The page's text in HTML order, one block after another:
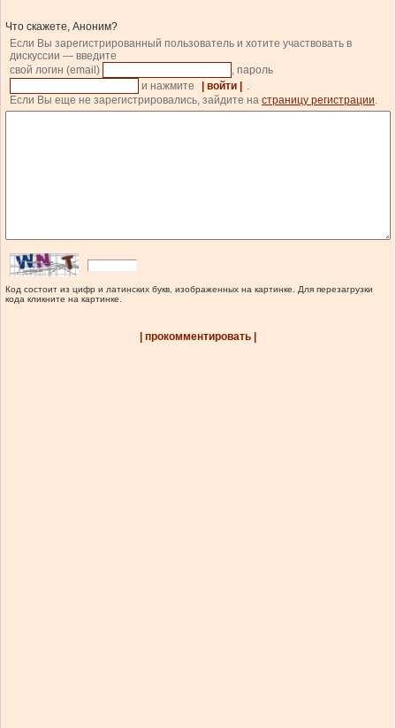
Что скажете, Аноним?
Если Вы зарегистрированный пользователь и хотите участвовать в
дискуссии — введите
свой логин (email)
, пароль
и нажмите
| войти |
.
Если Вы еще не зарегистрировались, зайдите на страницу регистрации.
Код состоит из цифр и латинских букв, изображенных на картинке. Для перезагрузки
кода кликните на картинке.
| прокомментировать |